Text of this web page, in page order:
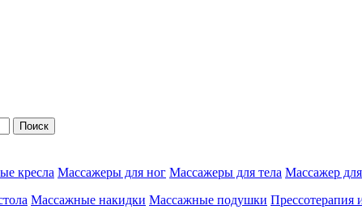
кресла Массажеры для ног Массажеры для тела Массажер
Массажные накидки Массажные подушки Прессотерапия
Поиск